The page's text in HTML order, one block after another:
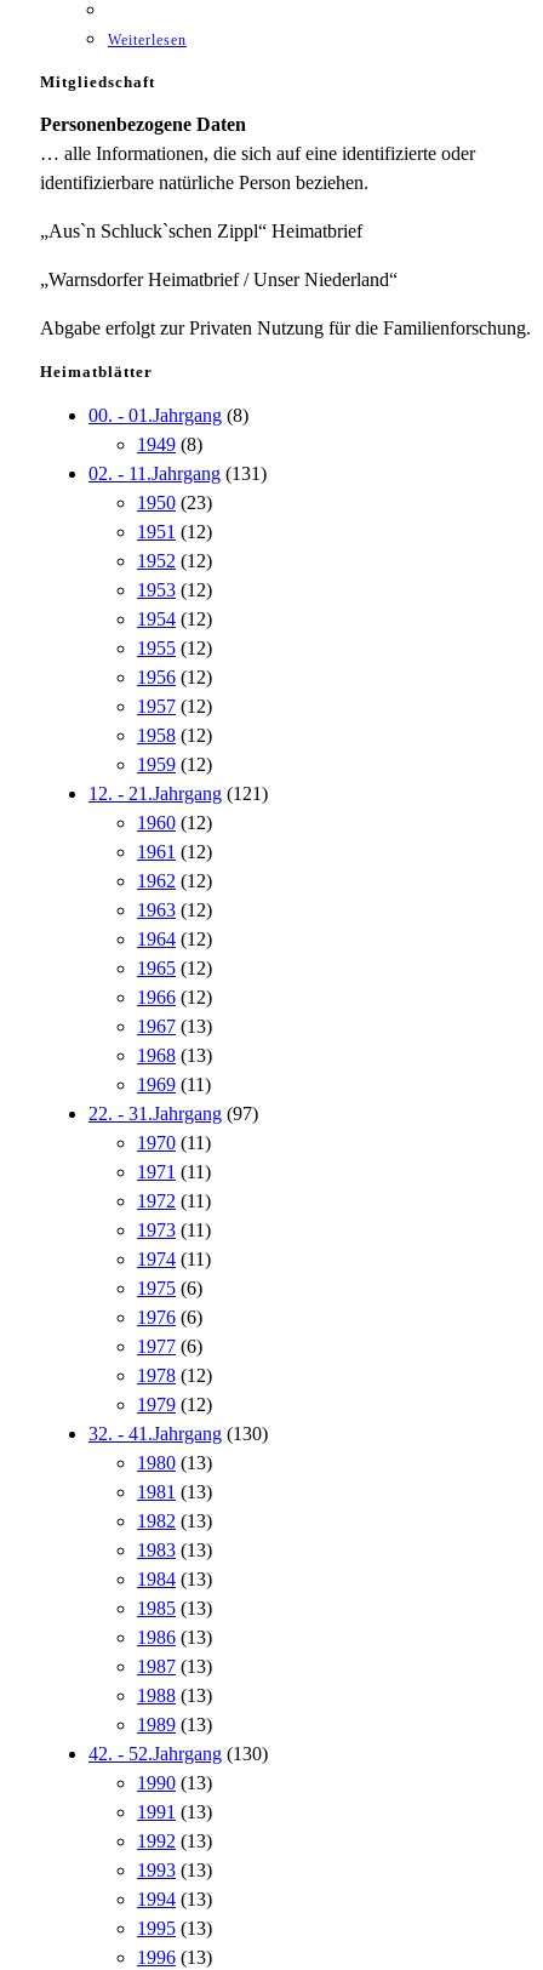
Weiterlesen
Mitgliedschaft
Personenbezogene Daten
… alle Informationen, die sich auf eine identifizierte oder
identifizierbare natürliche Person beziehen.
„Aus`n Schluck`schen Zippl“ Heimatbrief
„Warnsdorfer Heimatbrief / Unser Niederland“
Abgabe erfolgt zur Privaten Nutzung für die Familienforschung.
Heimatblätter
00. - 01.Jahrgang (8)
1949 (8)
02. - 11.Jahrgang (131)
1950 (23)
1951 (12)
1952 (12)
1953 (12)
1954 (12)
1955 (12)
1956 (12)
1957 (12)
1958 (12)
1959 (12)
12. - 21.Jahrgang (121)
1960 (12)
1961 (12)
1962 (12)
1963 (12)
1964 (12)
1965 (12)
1966 (12)
1967 (13)
1968 (13)
1969 (11)
22. - 31.Jahrgang (97)
1970 (11)
1971 (11)
1972 (11)
1973 (11)
1974 (11)
1975 (6)
1976 (6)
1977 (6)
1978 (12)
1979 (12)
32. - 41.Jahrgang (130)
1980 (13)
1981 (13)
1982 (13)
1983 (13)
1984 (13)
1985 (13)
1986 (13)
1987 (13)
1988 (13)
1989 (13)
42. - 52.Jahrgang (130)
1990 (13)
1991 (13)
1992 (13)
1993 (13)
1994 (13)
1995 (13)
1996 (13)